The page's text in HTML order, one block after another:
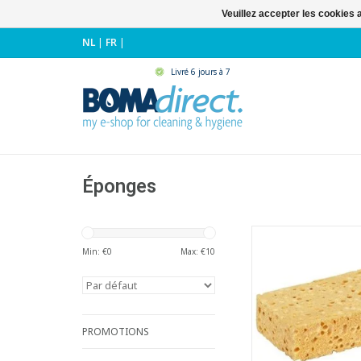
NL| FR |
Livré 6 jours à 7
Éponges
Min: €0 Max: €10
PROMOTIONS
- 100%
- Idéale pour le
vitres
- Lavable jusqu'à
- LxlxH: 12 x 8 x
Veuillez accepter les cookies